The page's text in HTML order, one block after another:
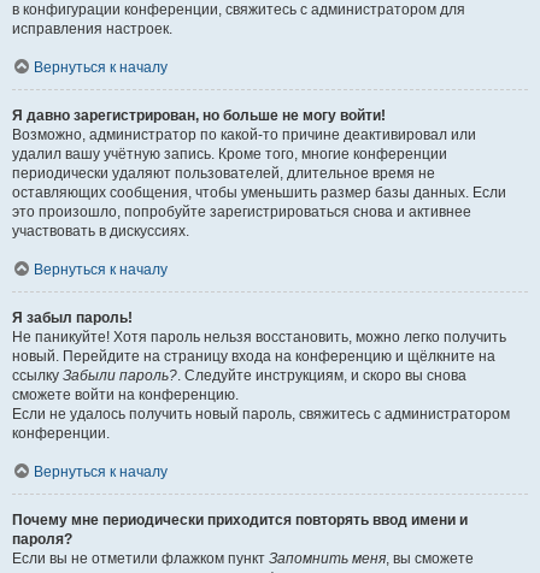
в конфигурации конференции, свяжитесь с администратором для
исправления настроек.
Вернуться к началу
Я давно зарегистрирован, но больше не могу войти!
Возможно, администратор по какой-то причине деактивировал или
удалил вашу учётную запись. Кроме того, многие конференции
периодически удаляют пользователей, длительное время не
оставляющих сообщения, чтобы уменьшить размер базы данных. Если
это произошло, попробуйте зарегистрироваться снова и активнее
участвовать в дискуссиях.
Вернуться к началу
Я забыл пароль!
Не паникуйте! Хотя пароль нельзя восстановить, можно легко получить
новый. Перейдите на страницу входа на конференцию и щёлкните на
ссылку Забыли пароль?. Следуйте инструкциям, и скоро вы снова
сможете войти на конференцию.
Если не удалось получить новый пароль, свяжитесь с администратором
конференции.
Вернуться к началу
Почему мне периодически приходится повторять ввод имени и
пароля?
Если вы не отметили флажком пункт Запомнить меня, вы сможете